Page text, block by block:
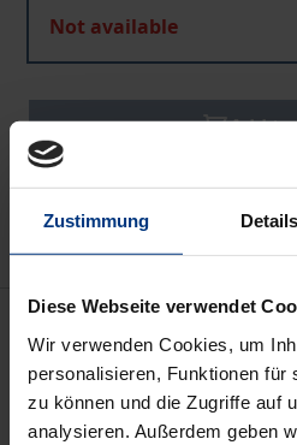
Zustimmung Details
Diese Webseite verwendet
Wir verwenden Cookies, um
personalisieren, Funktionen für
zu können und die Zugriffe auf
analysieren. Außerdem geben
Not available
Add to
Add to Wish List
Delivery cost notice
Description
Mit ihrem Entwurf zur Reform
Energiewirtschaftsrechts